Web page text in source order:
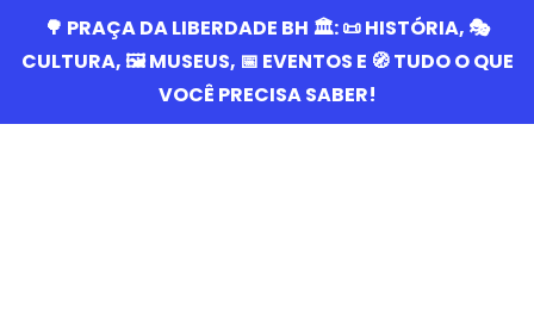
🌳 PRAÇA DA LIBERDADE BH 🏛️: 📜 HISTÓRIA, 🎭
CULTURA, 🖼️ MUSEUS, 📅 EVENTOS E 🧭 TUDO O QUE
VOCÊ PRECISA SABER!